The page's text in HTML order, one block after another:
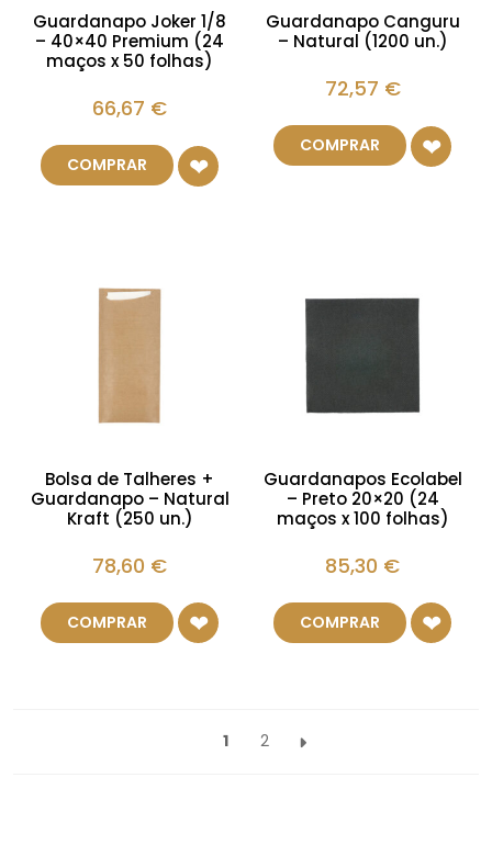
Guardanapo Joker 1/8
– 40×40 Premium (24
maços x 50 folhas)
66,67 €
COMPRAR
Guardanapo Canguru
– Natural (1200 un.)
72,57 €
COMPRAR
Bolsa de Talheres +
Guardanapo – Natural
Kraft (250 un.)
78,60 €
COMPRAR
Guardanapos Ecolabel
– Preto 20×20 (24
maços x 100 folhas)
85,30 €
COMPRAR
1 2